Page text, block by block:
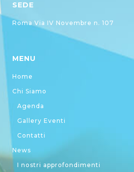
SEDE
Roma Via IV Novembre n. 107
MENU
Home
Chi Siamo
Agenda
Gallery Eventi
Contatti
News
I nostri approfondimenti